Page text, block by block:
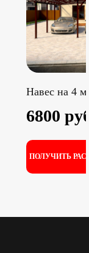
Навес на 4
6800
ПОЛУЧИТЬ